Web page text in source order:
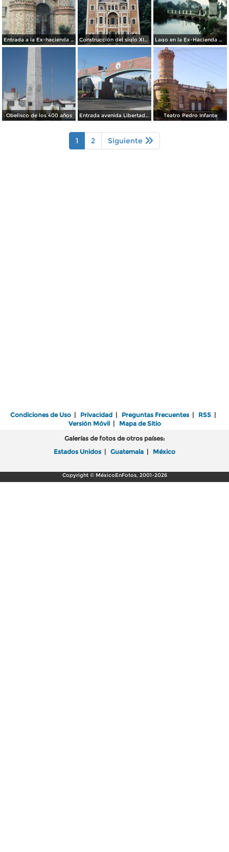
Entrada a la Ex-hacienda de Chautla del siglo XIX. Edo. de Puebla Construcción del siglo XIX, Ex-Hacienda de Chautla, Puebla Lago en la Ex-Hacienda de Chautla, Puebla
Obelisco de los 400 años Entrada avenida Libertad Sur Teatro Pedro Infante
1 2 Siguiente
Condiciones de Uso | Privacidad | Preguntas Frecuentes | RSS |
Versión Móvil| Mapa de Sitio
Galerías de fotos de otros países:
Estados Unidos | Guatemala | México
Copyright © MéxicoEnFotos, 2001-2026